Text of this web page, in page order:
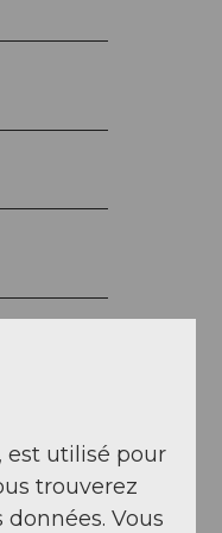
est utilisé pour
trouverez
Vous